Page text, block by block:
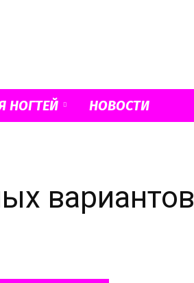
НОГТЕЙ НОВОСТИ
вариантов